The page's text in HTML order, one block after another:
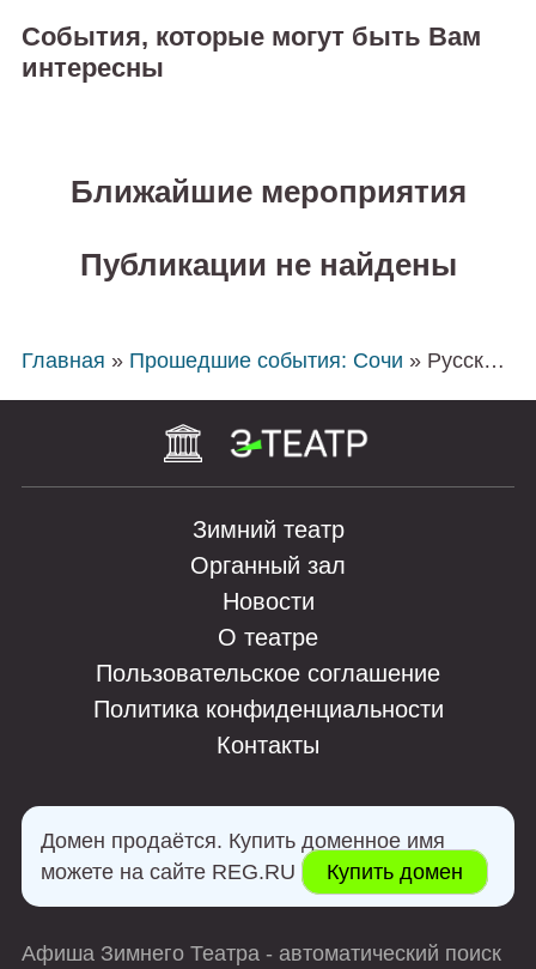
События, которые могут быть Вам
интересны
Ближайшие мероприятия
Публикации не найдены
Главная » Прошедшие события: Сочи » Русский вечер. Концерт Солистов Сочинской филармонии
Зимний театр
Органный зал
Новости
О театре
Пользовательское соглашение
Политика конфиденциальности
Контакты
Домен продаётся. Купить доменное имя
можете на сайте REG.RU
Купить домен
Афиша Зимнего Театра - автоматический поиск